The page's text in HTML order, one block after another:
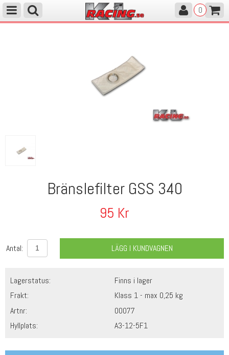
0
Bränslefilter GSS 340
95 Kr
Antal: LÄGG I KUNDVAGNEN
Lagerstatus:
Finns i lager
Frakt:
Klass 1 - max 0,25 kg
Artnr:
00077
Hyllplats:
A3-12-5F1